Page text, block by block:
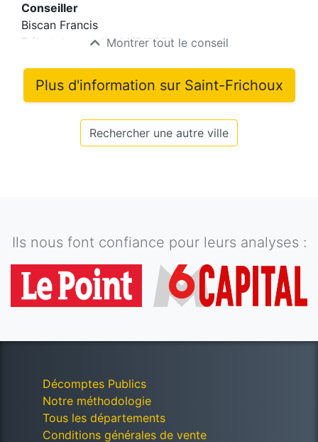
Conseiller
Biscan Francis
Début du mandat14/2/2026
Montrer tout le conseil
Plus d'information sur Saint-Frichoux
Rechercher une autre ville
Ils nous font confiance pour leurs analyses :
Décomptes Publics
Notre méthodologie
Tous les départements
Conditions générales de vente